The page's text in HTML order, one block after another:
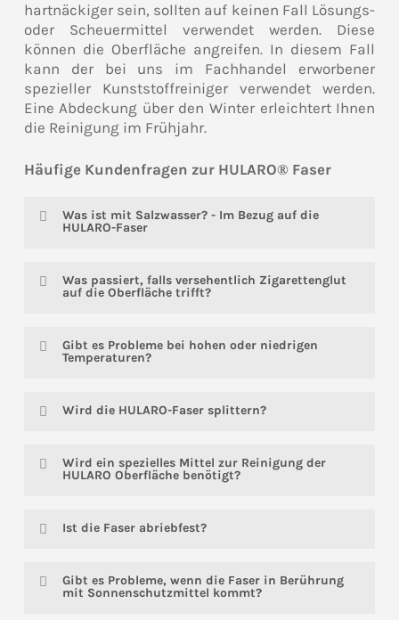
hartnäckiger sein, sollten auf keinen Fall Lösungs-
oder Scheuermittel verwendet werden. Diese
können die Oberfläche angreifen. In diesem Fall
kann der bei uns im Fachhandel erworbener
spezieller Kunststoffreiniger verwendet werden.
Eine Abdeckung über den Winter erleichtert Ihnen
die Reinigung im Frühjahr.
Häufige Kundenfragen zur HULARO® Faser
Was ist mit Salzwasser? - Im Bezug auf die
HULARO-Faser
ASTM D543-953-95 hat Salzwasser keine
Was passiert, falls versehentlich Zigarettenglut
auf die Oberfläche trifft?
Konsequenzen mit sich. Die HULARO-Faser
Gibt es Probleme bei hohen oder niedrigen
Temperaturen?
unterzogen. Die Faser bricht erst bei einer
eine Vicat-Erweichungstemperaturpunkt von
+84 Grad Celsius. Die physikalische
Wird die HULARO-Faser splittern?
Wird ein spezielles Mittel zur Reinigung der
HULARO Oberfläche benötigt?
Wasser oder mildem Seifenwasser gereinigt
Ist die Faser abriebfest?
Problem. Die Reißfestigkeit beträgt 84.8 KJ/m2
Gibt es Probleme, wenn die Faser in Berührung
mit Sonnenschutzmittel kommt?